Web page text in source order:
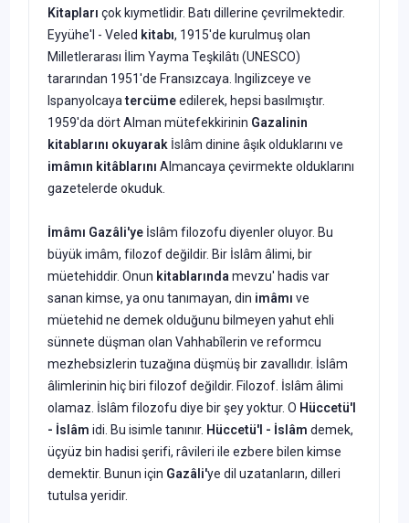
Kitapları çok kıymetlidir. Batı dillerine çevrilmektedir.
Eyyühe'l - Veled kitabı, 1915'de kurulmuş olan
Milletlerarası İlim Yayma Teşkilâtı (UNESCO)
tararından 1951'de Fransızcaya. lngilizceye ve
lspanyolcayatercümeedilerek, hepsi basılmıştır.
1959'da dört Alman mütefekkirinin Gazalinin
kitablarını okuyarak İslâm dinine âşık olduklarını ve
imâ­mın kitâblarını Almancaya çevirmekte olduklarını
gazetelerde okuduk.
İmâmı Gazâli'ye İslâm filozofu diyenler oluyor. Bu
büyük imâm, filozof değildir. Bir İslâm âlimi, bir
müetehiddir. Onun kitablarında mevzu' hadis var
sanan kimse, ya onu tanımayan, din imâmı ve
müetehid ne demek olduğunu bilmeyen yahut ehli
sünnete düşman olan Vahhabîlerin ve reformcu
mezhebsizlerin tuzağına düşmüş bir zavallıdır. İslâm
âlimlerinin hiç biri filozof değildir. Filozof. İslâm âlimi
olamaz. İslâm filozofu diye bir şey yoktur. O Hüccetü'l
- İslâm idi. Bu isimle tanınır. Hüccetü'l - İslâm demek,
üçyüz bin hadisi şerifi, râvileri ile ezbere bilen kimse
demektir. Bunun için Gazâli'ye dil uzatanların, dilleri
tutulsa yeridir.